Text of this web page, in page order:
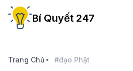
Bí Quyết 247
Trang Chủ #đạo Phật